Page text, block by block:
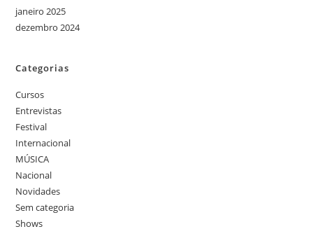
janeiro 2025
dezembro 2024
Categorias
Cursos
Entrevistas
Festival
Internacional
MÚSICA
Nacional
Novidades
Sem categoria
Shows